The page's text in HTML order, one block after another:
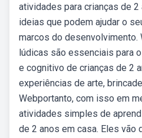
atividades para crianças de
ideias que podem ajudar o
marcos do desenvolvimento.
lúdicas são essenciais para
e cognitivo de crianças de 2
experiências de arte,
Webportanto, com isso em
atividades simples de
de 2 anos em casa. Eles vão